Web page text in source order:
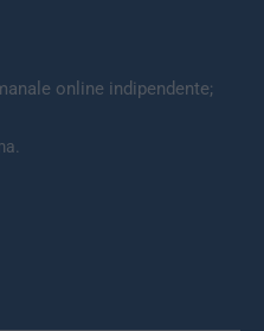
online indipendente;